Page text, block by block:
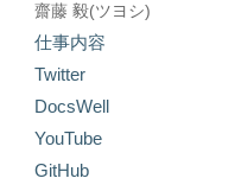
齋藤 毅(ツヨシ)
仕事内容
Twitter
DocsWell
YouTube
GitHub